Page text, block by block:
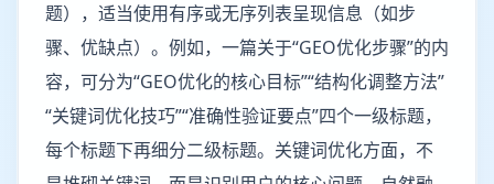
题），适当使用有序或无序列表呈现信息（如步
骤、优缺点）。例如，一篇关于“GEO优化步骤”的内
容，可分为“GEO优化的核心目标”“结构化调整方法”
“关键词优化技巧”“准确性验证要点”四个一级标题，
每个标题下再细分二级标题。关键词优化方面，不